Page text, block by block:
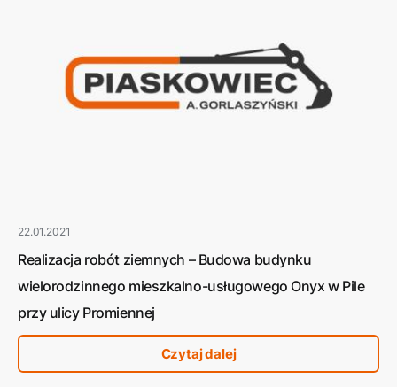
22.01.2021
Realizacja robót ziemnych – Budowa budynku
wielorodzinnego mieszkalno-usługowego Onyx w Pile
przy ulicy Promiennej
Czytaj dalej